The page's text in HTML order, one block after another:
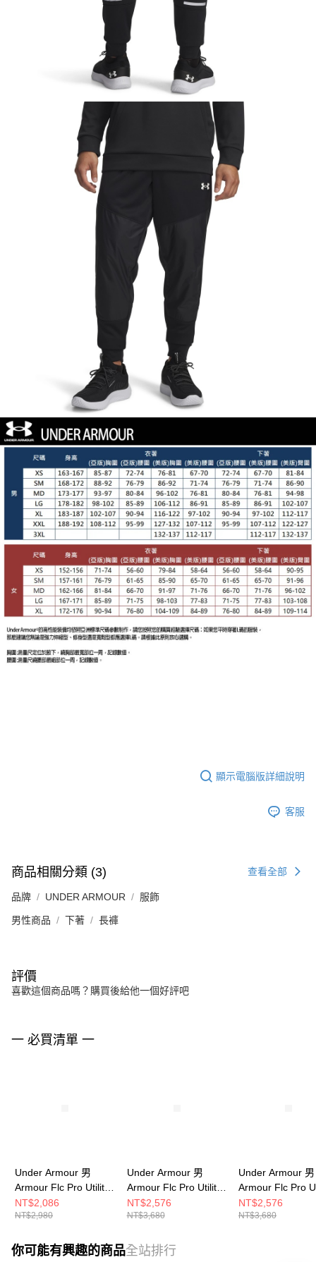
顯示電腦版詳細說明
客服
商品相關分類 (3) 查看全部
品牌 UNDER ARMOUR 服飾
男性商品 下著 長褲
評價
喜歡這個商品嗎？購買後給他一個好評吧
一 必買清單 一
Under Armour 男
Armour Flc Pro Utility
防潑水長褲 男 長褲
6005695-044
NT$2,086
NT$2,980
Under Armour 男
Armour Flc Pro Utility
防潑水連帽外套 男 連
帽外套 6005617-044
NT$2,576
NT$3,680
Under Armour 男
Armour Flc Pro
防潑水連帽外套
帽外套 6005617-
NT$2,576
NT$3,680
你可能有興趣的商品全站排行